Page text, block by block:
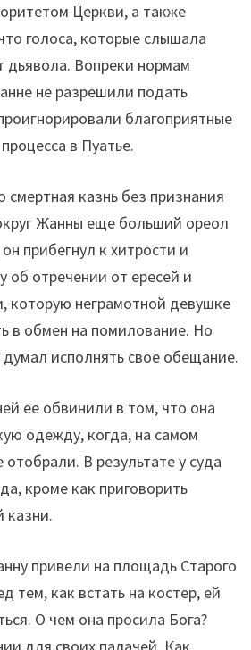
Церкви, а также
голоса, которые слышала
дьявола. Вопреки нормам
не разрешили подать
благоприятные
в Пуатье.
казнь без признания
Жанны еще больший ореол
прибегнул к хитрости и
об отречении от ересей и
которую неграмотной девушке
в обмен на помилование. Но
исполнять свое обещание.
ее обвинили в том, что она
одежду, когда, на самом
В результате у суда
кроме как приговорить
казни.
привели на площадь Старого
тем, как встать на костер, ей
О чем она просила Бога?